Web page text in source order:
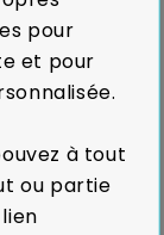
€
pour
et pour
à tout
ou partie